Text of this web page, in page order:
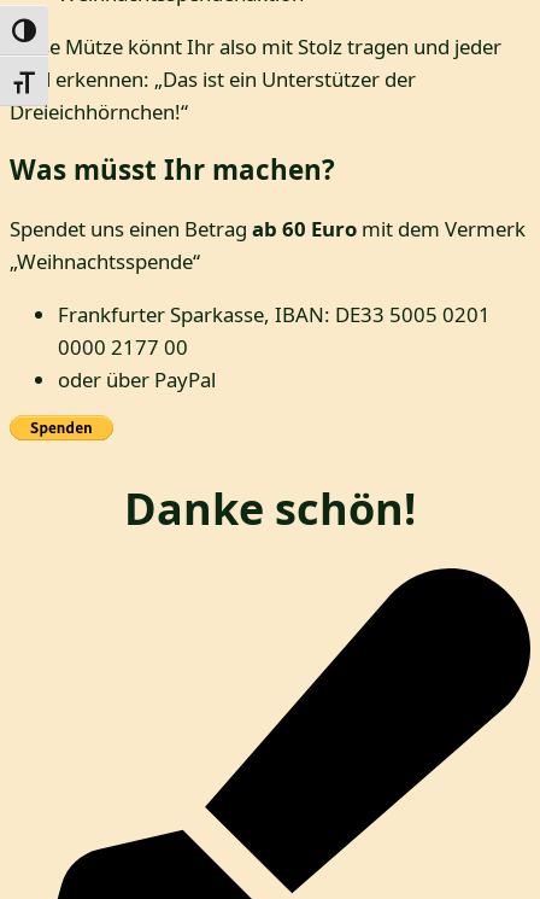
Umschalten auf hohe Kontraste
Schrift vergrößern
Diese Mütze könnt Ihr also mit Stolz tragen und jeder
wird erkennen: „Das ist ein Unterstützer der
Dreieichhörnchen!“
Was müsst Ihr machen?
Spendet uns einen Betrag ab 60 Euro mit dem Vermerk
„Weihnachtsspende“
Frankfurter Sparkasse, IBAN: DE33 5005 0201
0000 2177 00
oder über PayPal
Danke schön!